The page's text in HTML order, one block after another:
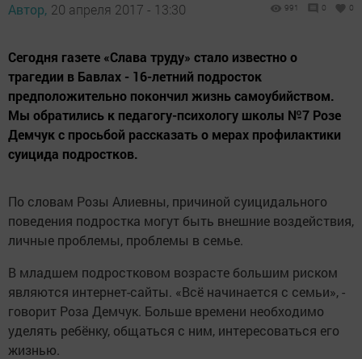
Автор, 20 апреля 2017 - 13:30 991 0 0
Сегодня газете «Слава труду» стало известно о
трагедии в Бавлах - 16-летний подросток
предположительно покончил жизнь самоубийством.
Мы обратились к педагогу-психологу школы №7 Розе
Демчук с просьбой рассказать о мерах профилактики
суицида подростков.
По словам Розы Алиевны, причиной суицидального
поведения подростка могут быть внешние воздействия,
личные проблемы, проблемы в семье.
В младшем подростковом возрасте большим риском
являются интернет-сайты. «Всё начинается с семьи», -
говорит Роза Демчук. Больше времени необходимо
уделять ребёнку, общаться с ним, интересоваться его
жизнью.